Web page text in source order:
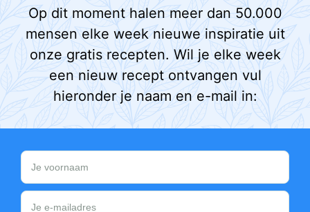
Op dit moment halen meer dan 50.000
mensen elke week nieuwe inspiratie uit
onze gratis recepten. Wil je elke week
een nieuw recept ontvangen vul
hieronder je naam en e-mail in: